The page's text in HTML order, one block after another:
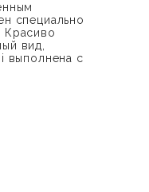
специально
Красиво
вид,
выполнена с